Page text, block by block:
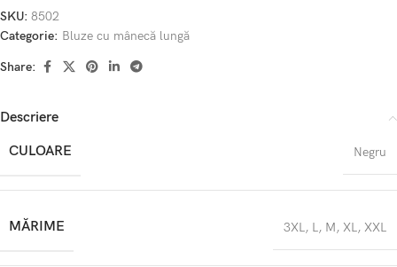
SKU: 8502
Categorie: Bluze cu mânecă lungă
Share:
Descriere
CULOARE
Negru
MĂRIME 3XL, L, M, XL, XXL